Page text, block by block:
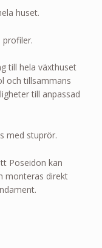
huset.
profiler.
till hela växthuset
och tillsammans
till anpassad
med stuprör.
Poseidon kan
monteras direkt